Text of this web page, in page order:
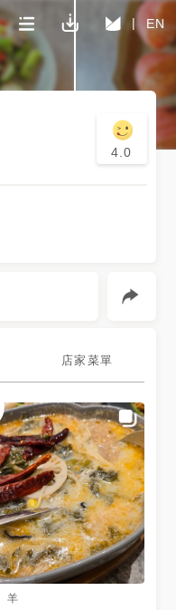
EN
4.0
店家菜單
羊